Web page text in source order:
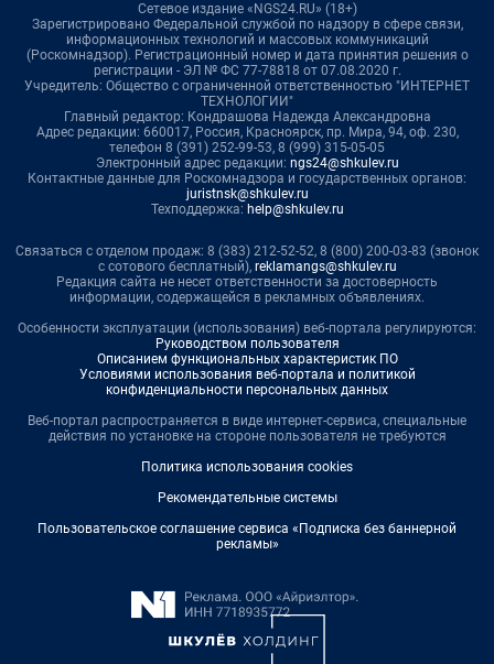
Сетевое издание «NGS24.RU» (18+)
Зарегистрировано Федеральной службой по надзору в сфере связи,
информационных технологий и массовых коммуникаций
(Роскомнадзор). Регистрационный номер и дата принятия решения о
регистрации - ЭЛ № ФС 77-78818 от 07.08.2020 г.
Учредитель: Общество с ограниченной ответственностью "ИНТЕРНЕТ
ТЕХНОЛОГИИ"
Главный редактор: Кондрашова Надежда Александровна
Адрес редакции: 660017, Россия, Красноярск, пр. Мира, 94, оф. 230,
телефон 8 (391) 252-99-53, 8 (999) 315-05-05
Электронный адрес редакции: ngs24@shkulev.ru
Контактные данные для Роскомнадзора и государственных органов:
juristnsk@shkulev.ru
Техподдержка: help@shkulev.ru
Связаться с отделом продаж: 8 (383) 212-52-52, 8 (800) 200-03-83 (звонок
с сотового бесплатный), reklamangs@shkulev.ru
Редакция сайта не несет ответственности за достоверность
информации, содержащейся в рекламных объявлениях.
Особенности эксплуатации (использования) веб-портала регулируются:
Руководством пользователя
Описанием функциональных характеристик ПО
Условиями использования веб-портала и политикой
конфиденциальности персональных данных
Веб-портал распространяется в виде интернет-сервиса, специальные
действия по установке на стороне пользователя не требуются
Политика использования cookies
Рекомендательные системы
Пользовательское соглашение сервиса «Подписка без баннерной
рекламы»